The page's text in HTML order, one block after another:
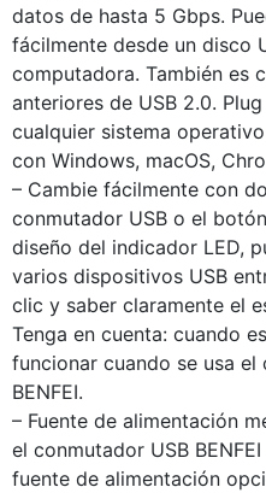
datos de hasta 5 Gbps.
fácilmente desde un disco
computadora. También es
anteriores de USB 2.0.
cualquier sistema
con Windows, macOS,
– Cambie fácilmente con
conmutador USB o el
diseño del indicador LED,
varios dispositivos USB
clic y saber claramente el
Tenga en cuenta: cuando
funcionar cuando se usa el
BENFEI.
– Fuente de alimentación
el conmutador USB
fuente de alimentación